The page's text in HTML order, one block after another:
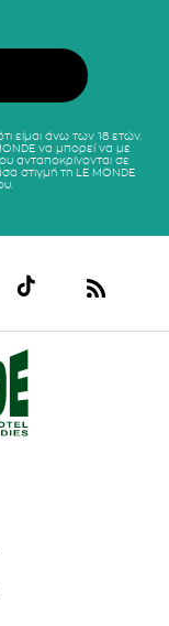
είμαι άνω των 18 ετών.
να μπορεί να με
ανταποκρίνονται σε
στιγμή τη LE MONDE